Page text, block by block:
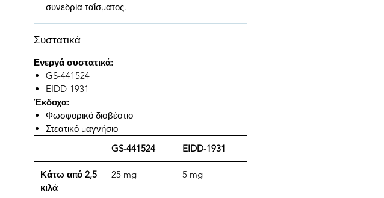
συνεδρία ταΐσματος.
Συστατικά
Ενεργά συστατικά:
GS-441524
EIDD-1931
Έκδοχα:
Φωσφορικό δισβέστιο
Στεατικό μαγνήσιο
GS-441524
EIDD-1931
Κάτω από 2,5
κιλά
25 mg 5 mg